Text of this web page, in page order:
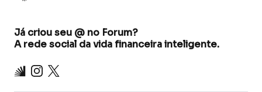
Já criou seu @ no Forum?
A rede social da vida financeira inteligente.
Inter Instagram
X